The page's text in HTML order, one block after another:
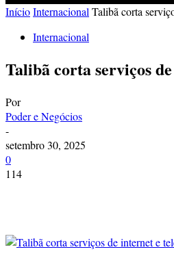
InícioInternacional Talibã corta
Internacional
Talibã corta serviços
Por
Poder e Negócios
-
setembro 30, 2025
0
114